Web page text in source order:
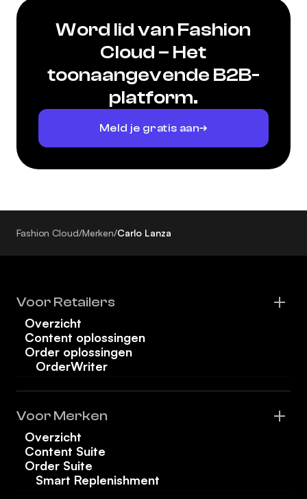
Word lid van Fashion
Cloud – Het
toonaangevende B2B-
platform.
Meld je gratis aan
Fashion Cloud/Merken/Carlo Lanza
Voor Retailers
Overzicht
Content oplossingen
Order oplossingen
OrderWriter
Voor Merken
Overzicht
Content Suite
Order Suite
Smart Replenishment